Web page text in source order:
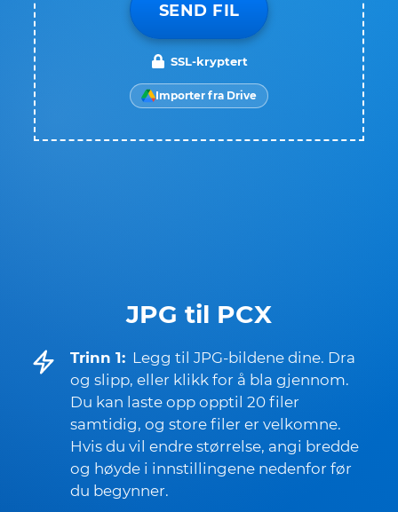
JPG til PCX
Trinn 1: Legg til JPG-bildene dine. Dra
og slipp, eller klikk for å bla gjennom.
Du kan laste opp opptil 20 filer
samtidig, og store filer er velkomne.
Hvis du vil endre størrelse, angi bredde
og høyde i innstillingene nedenfor før
du begynner.
SEND FIL
SSL-kryptert
Importer fra Drive